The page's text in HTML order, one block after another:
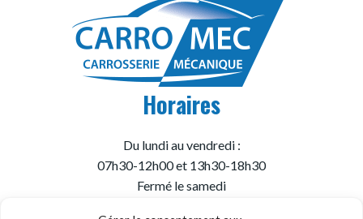
Horaires
Du lundi au vendredi :
07h30-12h00 et 13h30-18h30
Fermé le samedi